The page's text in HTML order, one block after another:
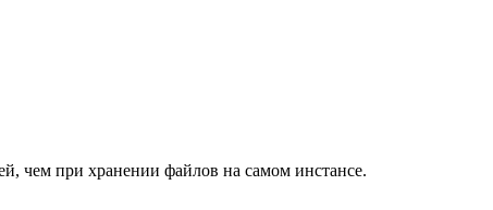
чем при хранении файлов на самом инстансе.